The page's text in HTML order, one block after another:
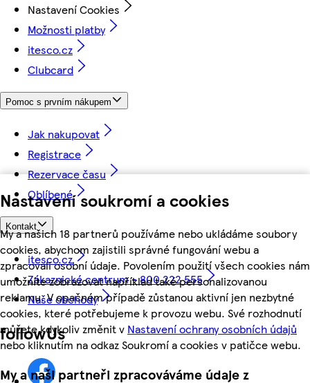
Nastavení soukromí a cookies
My a našich 18 partnerů používáme nebo ukládáme soubory
cookies, abychom zajistili správné fungování webu a
zpracovali osobní údaje. Povolením použití všech cookies nám
umožníte zobrazovat například také personalizovanou
reklamu. V opačném případě zůstanou aktivní jen nezbytné
cookies, které potřebujeme k provozu webu. Své rozhodnutí
můžete kdykoliv změnit v Nastavení ochrany osobních údajů
nebo kliknutím na odkaz Soukromí a cookies v patičce webu.
My a naši partneři zpracováváme údaje z
Nastavení Cookies
Možnosti platby
itesco.cz
Clubcard
Pomoc s prvním nákupem
Jak nakupovat
Registrace
Rezervace času
Oblíbené
Kontakt
itesco.cz
Zákaznické centrum - 800 222 555
Naše obchody
followUs